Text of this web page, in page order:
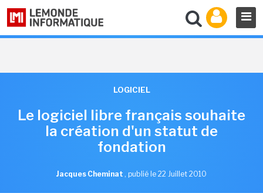
LOGICIEL
Le logiciel libre français souhaite
la création d'un statut de
fondation
Jacques Cheminat , publié le 22 Juillet 2010